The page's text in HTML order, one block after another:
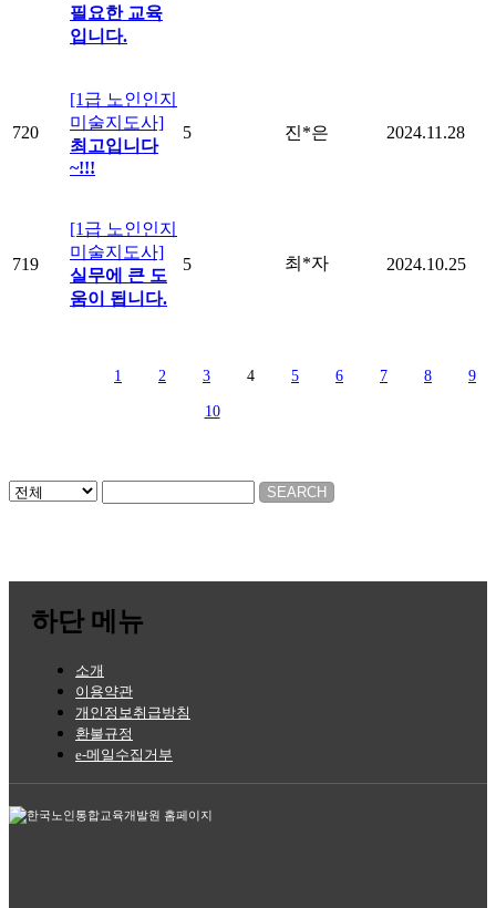
필요한 교육
입니다.
720
[1급 노인인지
미술지도사]
최고입니다
~!!!
5 진*은 2024.11.28
719
[1급 노인인지
미술지도사]
실무에 큰 도
움이 됩니다.
5 최*자 2024.10.25
1 2 3 4 5 6 7 8 9
10
하단 메뉴
소개
이용약관
개인정보취급방침
환불규정
e-메일수집거부